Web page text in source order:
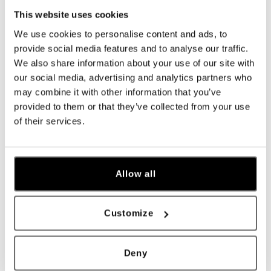
This website uses cookies
We use cookies to personalise content and ads, to
provide social media features and to analyse our traffic.
We also share information about your use of our site with
our social media, advertising and analytics partners who
may combine it with other information that you’ve
provided to them or that they’ve collected from your use
of their services.
Allow all
Customize
Deny
Všetky Česko Slovensko
tel.: +421 911 854 322, +421 917 869 485
ALO diamonds OC Aupark, Bratislava